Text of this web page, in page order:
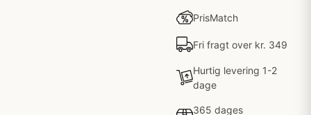
PrisMatch
Fri fragt over kr. 349
Hurtig levering 1-2
dage
365 dages